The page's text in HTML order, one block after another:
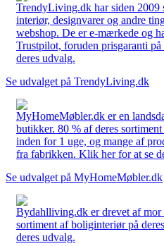
TrendyLiving.dk har siden 2009
interiør, designvarer og andre
webshop. De er e-mærkede og
Trustpilot, foruden prisgaranti
deres udvalg.
Se udvalget på TrendyLiving.dk
MyHomeMøbler.dk er en
butikker. 80 % af deres
inden for 1 uge, og mange af
fra fabrikken. Klik her for at se
Se udvalget på MyHomeMøbler.dk
Bydahlliving.dk er drevet af mor
sortiment af boliginteriør på
deres udvalg.